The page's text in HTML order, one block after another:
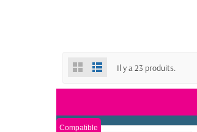
Il y a 23 produits.
Compatible